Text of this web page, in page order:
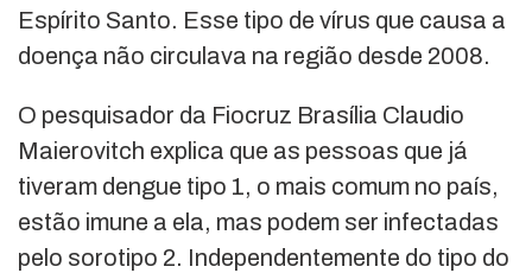
Espírito Santo. Esse tipo de vírus que causa a
doença não circulava na região desde 2008.
O pesquisador da Fiocruz Brasília Claudio
Maierovitch explica que as pessoas que já
tiveram dengue tipo 1, o mais comum no país,
estão imune a ela, mas podem ser infectadas
pelo sorotipo 2. Independentemente do tipo do